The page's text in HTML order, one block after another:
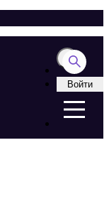
Войти